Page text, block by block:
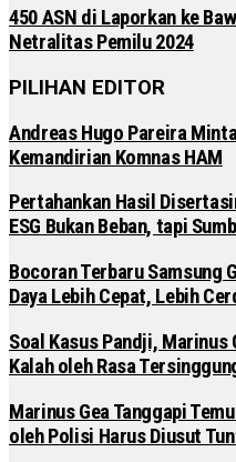
450 ASN di Laporkan ke
Netralitas Pemilu 2024
PILIHAN EDITOR
Andreas Hugo Pareira
Kemandirian Komnas HAM
Pertahankan Hasil
ESG Bukan Beban, tapi
Bocoran Terbaru Samsung
Daya Lebih Cepat, Lebih
Soal Kasus Pandji, Marinus
Kalah oleh Rasa
Marinus Gea Tanggapi
oleh Polisi Harus Diusut